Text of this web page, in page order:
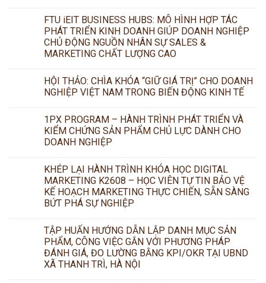
FTU iEIT BUSINESS HUBS: MÔ HÌNH HỢP TÁC
PHÁT TRIỂN KINH DOANH GIÚP DOANH NGHIỆP
CHỦ ĐỘNG NGUỒN NHÂN SỰ SALES &
MARKETING CHẤT LƯỢNG CAO
HỘI THẢO: CHÌA KHÓA “GIỮ GIÁ TRỊ” CHO DOANH
NGHIỆP VIỆT NAM TRONG BIẾN ĐỘNG KINH TẾ
1PX PROGRAM – HÀNH TRÌNH PHÁT TRIỂN VÀ
KIỂM CHỨNG SẢN PHẨM CHỦ LỰC DÀNH CHO
DOANH NGHIỆP
KHÉP LẠI HÀNH TRÌNH KHÓA HỌC DIGITAL
MARKETING K2608 – HỌC VIÊN TỰ TIN BẢO VỆ
KẾ HOẠCH MARKETING THỰC CHIẾN, SẴN SÀNG
BỨT PHÁ SỰ NGHIỆP
TẬP HUẤN HƯỚNG DẪN LẬP DANH MỤC SẢN
PHẨM, CÔNG VIỆC GẮN VỚI PHƯƠNG PHÁP
ĐÁNH GIÁ, ĐO LƯỜNG BẰNG KPI/OKR TẠI UBND
XÃ THANH TRÌ, HÀ NỘI